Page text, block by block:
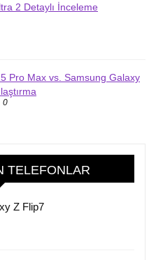
2 Detaylı İnceleme
Pro Max vs. Samsung Galaxy
0
TELEFONLAR
Z Flip7